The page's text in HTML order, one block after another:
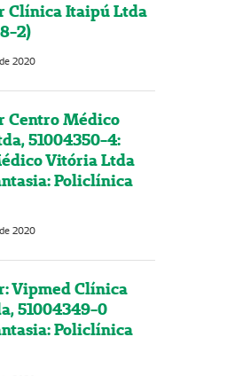
Clínica Itaipú Ltda
2)
2020
Centro Médico
51004350-4:
Vitória Ltda
Policlínica
2020
Vipmed Clínica
51004349-0
Policlínica